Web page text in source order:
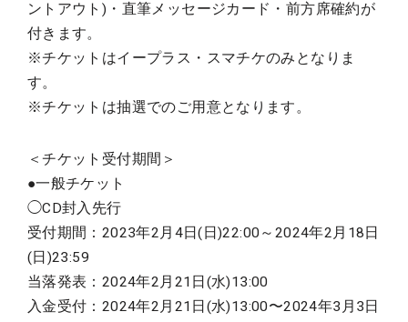
ントアウト)・直筆メッセージカード・前方席確約が
付きます。
※チケットはイープラス・スマチケのみとなりま
す。
※チケットは抽選でのご用意となります。
＜チケット受付期間＞
●一般チケット
◯CD封入先行
受付期間：2023年2月4日(日)22:00～2024年2月18日
(日)23:59
当落発表：2024年2月21日(水)13:00
入金受付：2024年2月21日(水)13:00〜2024年3月3日